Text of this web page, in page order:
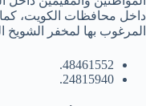
داخل محافظات الكويت،
المرغوب بها لمخفر
48461552.
24815940.